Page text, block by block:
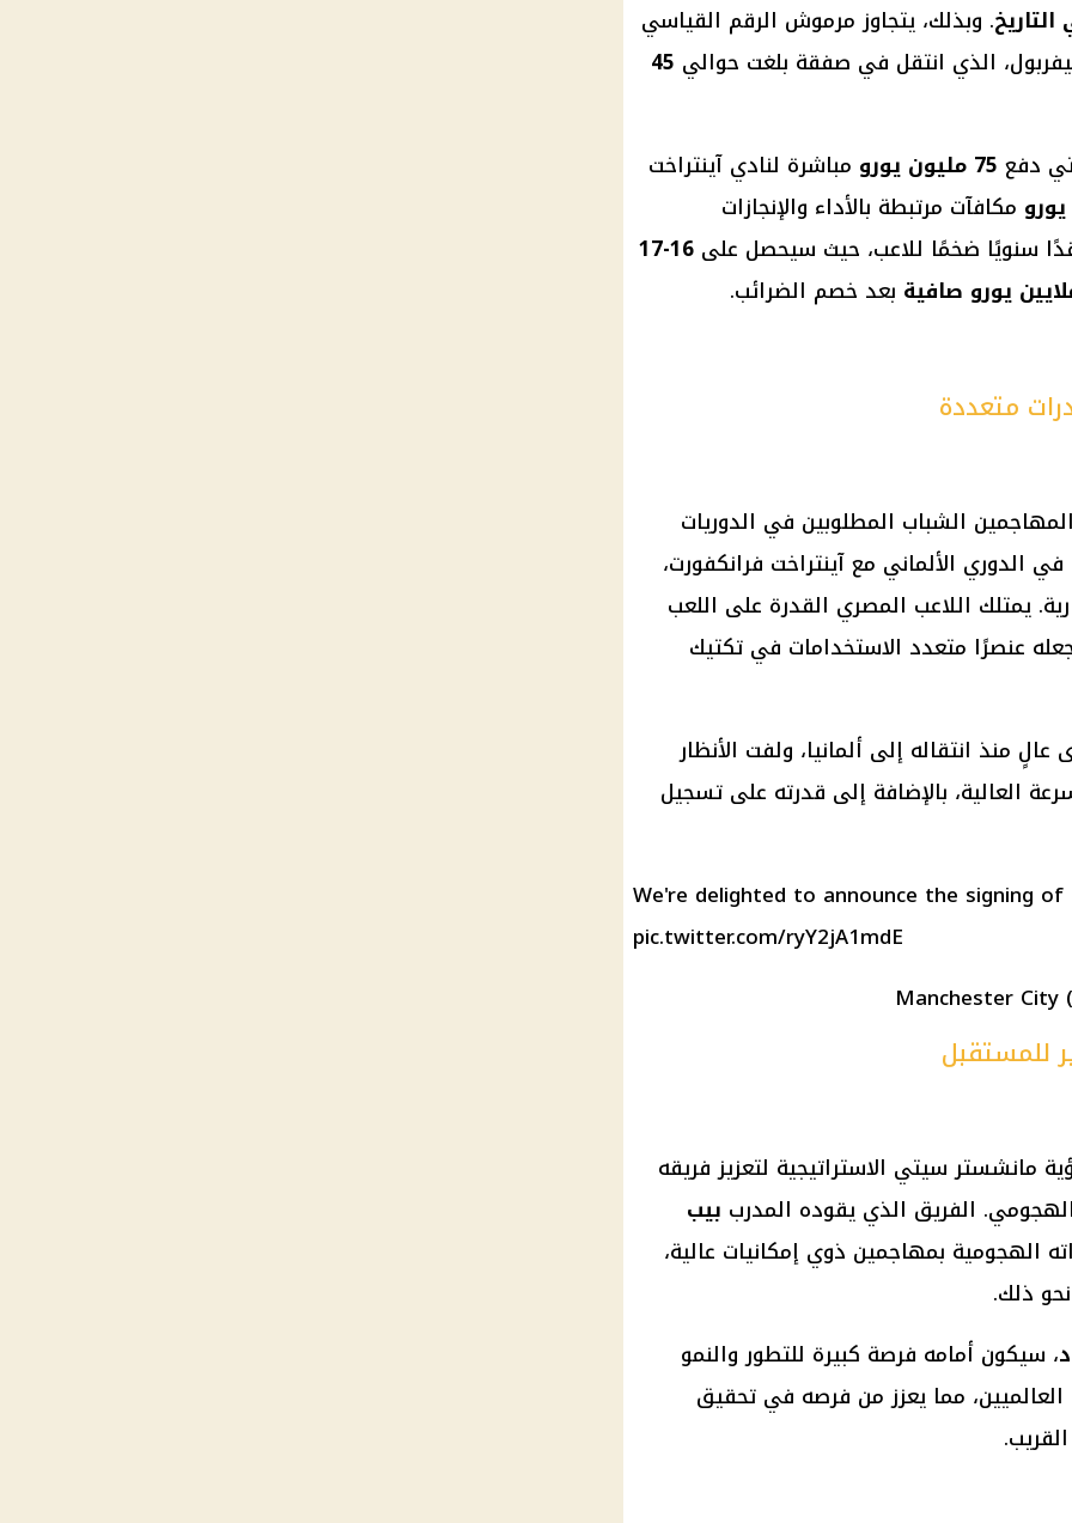
. وبذلك، يتجاوز مرموش الرقم القياسي
الذي انتقل في صفقة بلغت حوالي 45
دفع 75 مليون يورو
مباشرة لنادي آينتراخت
مكافآت مرتبطة بالأداء والإنجازات
سنويًا ضخمًا للاعب، حيث سيحصل على
16-17
بعد خصم الضرائب.
متعددة
الشباب المطلوبين في الدوريات
الدوري الألماني مع آينتراخت فرانكفورت،
يمتلك اللاعب المصري القدرة على اللعب
عنصرًا متعدد الاستخدامات في تكتيك
منذ انتقاله إلى ألمانيا، ولفت الأنظار
العالية، بالإضافة إلى قدرته على تسجيل
We're delighted to announce the signing of
pic.twitter.com/ryY2jA1mdE
للمستقبل
مانشستر سيتي الاستراتيجية لتعزيز فريقه
الفريق الذي يقوده المدرب بيب
الهجومية بمهاجمين ذوي إمكانيات عالية،
ذلك.
، سيكون أمامه فرصة كبيرة للتطور والنمو
مما يعزز من فرصه في تحقيق